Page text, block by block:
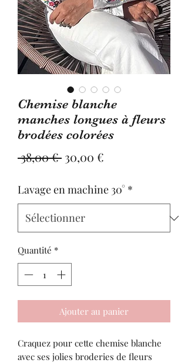
Chemise blanche
manches longues à fleurs
brodées colorées
38,00 € Prix
30,00 €
Lavage en machine 30° *
Quantité *
Ajouter au panier
Craquez pour cette chemise blanche
avec ses jolies broderies de fleurs